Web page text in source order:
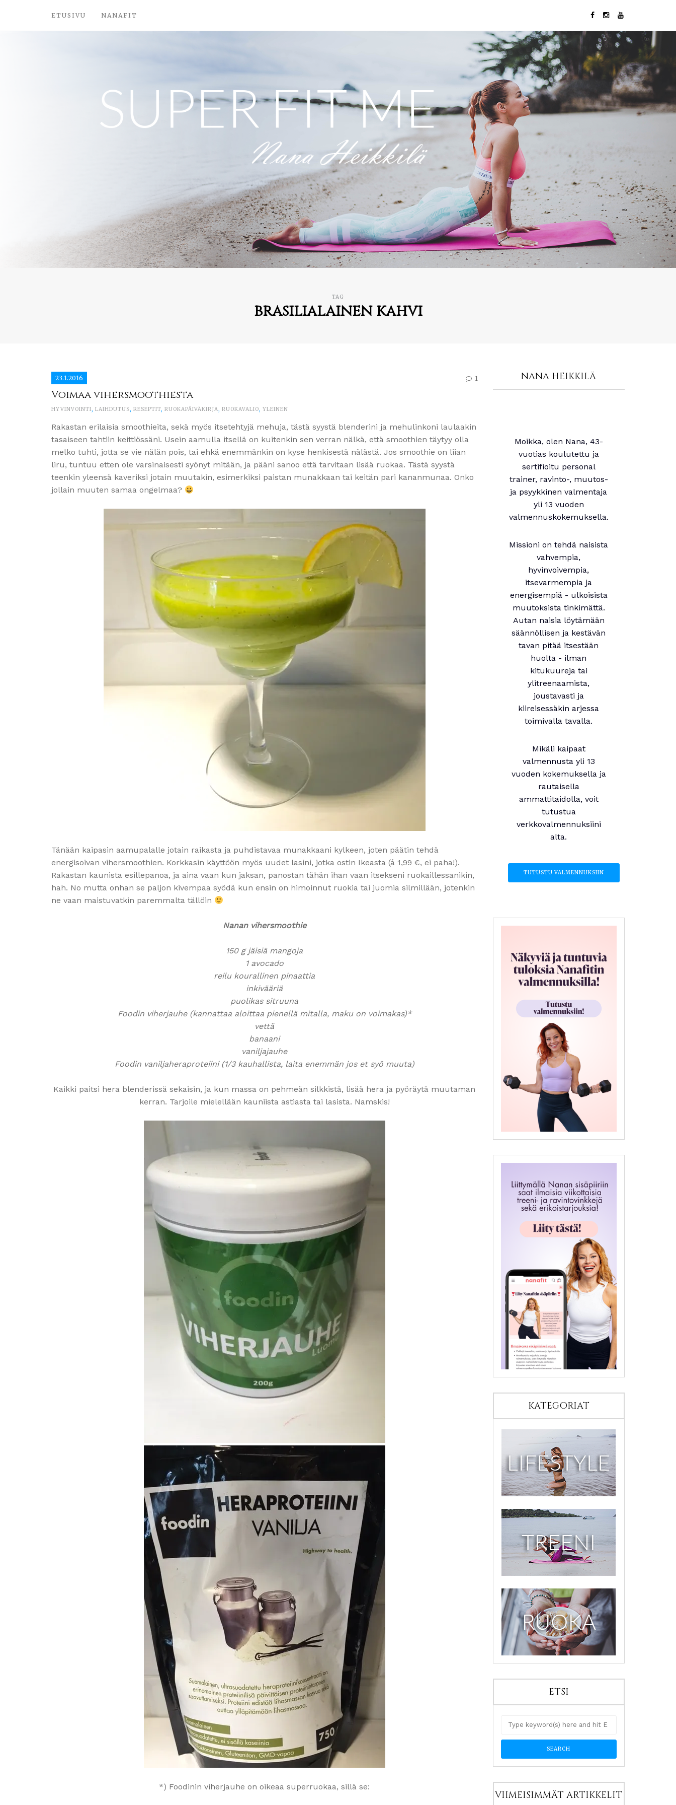
ETUSIVU NANAFIT
TAG
brasilialainen kahvi
23.1.2016 1
Voimaa vihersmoothiesta
HYVINVOINTI, LAIHDUTUS, RESEPTIT, RUOKAPÄIVÄKIRJA, RUOKAVALIO, YLEINEN
Rakastan erilaisia smoothieita, sekä myös itsetehtyjä mehuja, tästä syystä blenderini ja mehulinkoni laulaakin
tasaiseen tahtiin keittiössäni. Usein aamulla itsellä on kuitenkin sen verran nälkä, että smoothien täytyy olla
melko tuhti, jotta se vie nälän pois, tai ehkä enemmänkin on kyse henkisestä nälästä. Jos smoothie on liian
liru, tuntuu etten ole varsinaisesti syönyt mitään, ja pääni sanoo että tarvitaan lisää ruokaa. Tästä syystä
teenkin yleensä kaveriksi jotain muutakin, esimerkiksi paistan munakkaan tai keitän pari kananmunaa. Onko
jollain muuten samaa ongelmaa?
Tänään kaipasin aamupalalle jotain raikasta ja puhdistavaa munakkaani kylkeen, joten päätin tehdä
energisoivan vihersmoothien. Korkkasin käyttöön myös uudet lasini, jotka ostin Ikeasta (á 1,99 €, ei paha!).
Rakastan kaunista esillepanoa, ja aina vaan kun jaksan, panostan tähän ihan vaan itsekseni ruokaillessanikin,
hah. No mutta onhan se paljon kivempaa syödä kun ensin on himoinnut ruokia tai juomia silmillään, jotenkin
ne vaan maistuvatkin paremmalta tällöin
Nanan vihersmoothie
150 g jäisiä mangoja
1 avocado
reilu kourallinen pinaattia
inkivääriä
puolikas sitruuna
Foodin viherjauhe (kannattaa aloittaa pienellä mitalla, maku on voimakas)*
vettä
banaani
vaniljajauhe
Foodin vaniljaheraproteiini (1/3 kauhallista, laita enemmän jos et syö muuta)
Kaikki paitsi hera blenderissä sekaisin, ja kun massa on pehmeän silkkistä, lisää hera ja pyöräytä muutaman
kerran. Tarjoile mielellään kauniista astiasta tai lasista. Namskis!
*) Foodinin viherjauhe on oikeaa superruokaa, sillä se:
NANA HEIKKILÄ
Moikka, olen Nana, 43-
vuotias koulutettu ja
sertifioitu personal
trainer, ravinto-, muutos-
ja psyykkinen valmentaja
yli 13 vuoden
valmennuskokemuksella.
Missioni on tehdä naisista
vahvempia,
hyvinvoivempia,
itsevarmempia ja
energisempiä - ulkoisista
muutoksista tinkimättä.
Autan naisia löytämään
säännöllisen ja kestävän
tavan pitää itsestään
huolta - ilman
kitukuureja tai
ylitreenaamista,
joustavasti ja
kiireisessäkin arjessa
toimivalla tavalla.
Mikäli kaipaat
valmennusta yli 13
vuoden kokemuksella ja
rautaisella
ammattitaidolla, voit
tutustua
verkkovalmennuksiini
alta.
TUTUSTU VALMENNUKSIIN
KATEGORIAT
ETSI
VIIMEISIMMÄT ARTIKKELIT